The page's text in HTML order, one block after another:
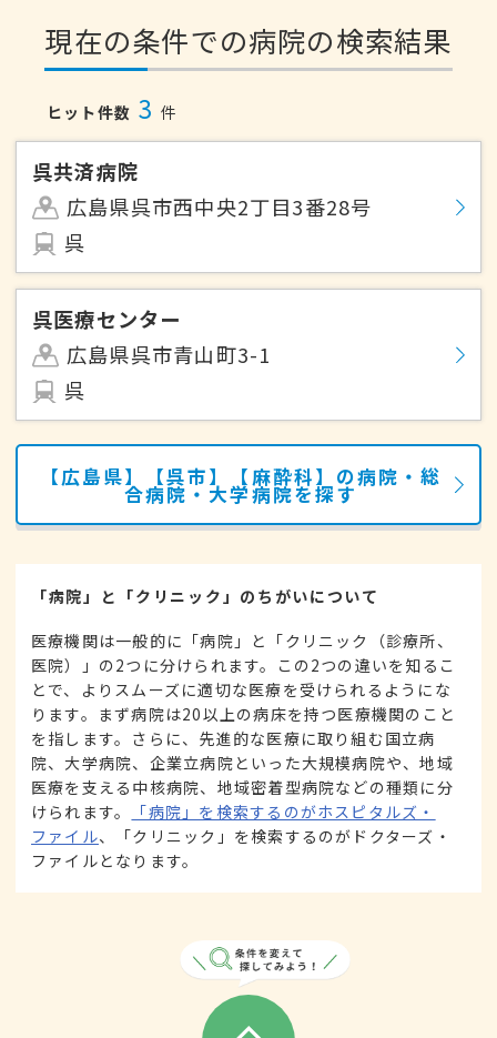
現在の条件での病院の検索結果
ヒット件数 3 件
呉共済病院
広島県呉市西中央2丁目3番28号
呉
呉医療センター
広島県呉市青山町3-1
呉
【広島県】【呉市】【麻酔科】の病院・総
合病院・大学病院を探す
「病院」と「クリニック」のちがいについて
医療機関は一般的に「病院」と「クリニック（診療所、
医院）」の2つに分けられます。この2つの違いを知るこ
とで、よりスムーズに適切な医療を受けられるようにな
ります。まず病院は20以上の病床を持つ医療機関のこと
を指します。さらに、先進的な医療に取り組む国立病
院、大学病院、企業立病院といった大規模病院や、地域
医療を支える中核病院、地域密着型病院などの種類に分
けられます。
「病院」を検索するのがホスピタルズ・
ファイル、「クリニック」を検索するのがドクターズ・
ファイルとなります。